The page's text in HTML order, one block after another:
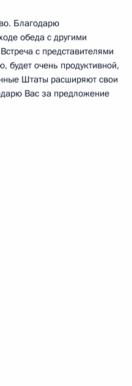
Благодарю
обеда с другими
с представителями
будет очень продуктивной,
Штаты расширяют свои
Вас за предложение